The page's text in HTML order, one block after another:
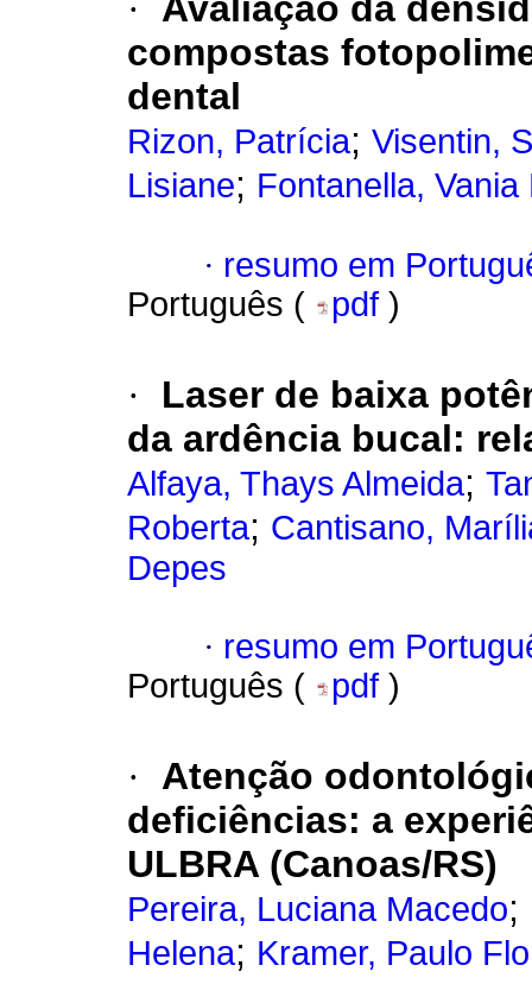
·
Avaliação da
compostas
dental
Rizon, Patrícia; Visentin,
Lisiane; Fontanella,
· resumo em
Português (
pdf )
·
Laser de baixa
da ardência bucal:
Alfaya, Thays Almeida;
Roberta; Cantisano,
Depes
· resumo em
Português (
pdf )
·
Atenção
deficiências: a
ULBRA (Canoas/RS)
Pereira, Luciana Macedo;
Helena; Kramer, Paulo